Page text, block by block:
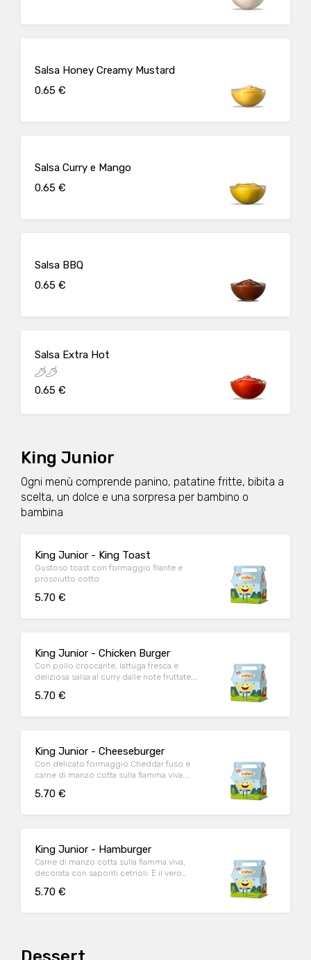
Salsa Honey Creamy Mustard
0.65 €
Salsa Curry e Mango
0.65 €
Salsa BBQ
0.65 €
Salsa Extra Hot
0.65 €
King Junior
Ogni menù comprende panino, patatine fritte, bibita a
scelta, un dolce e una sorpresa per bambino o
bambina
King Junior - King Toast
Gustoso toast con formaggio filante e
prosciutto cotto
5.70 €
King Junior - Chicken Burger
Con pollo croccante, lattuga fresca e
deliziosa salsa al curry dalle note fruttate,
placare la voglia di pollo fuoripasto.
5.70 €
King Junior - Cheeseburger
Con delicato formaggio Cheddar fuso e
carne di manzo cotta sulla fiamma viva.
5.70 €
King Junior - Hamburger
Carne di manzo cotta sulla fiamma viva,
decorata con saporiti cetrioli: È il vero
5.70 €